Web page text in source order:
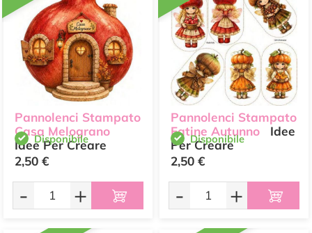
Pannolenci Stampato
Casa Melograno
Idee Per Creare
Disponibile
2,50 €
- +
Pannolenci Stampato
Fatine Autunno
Idee
Per Creare
Disponibile
2,50 €
- +